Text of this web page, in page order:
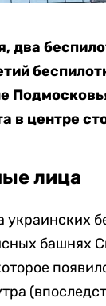
два
в центре
лица
башнях